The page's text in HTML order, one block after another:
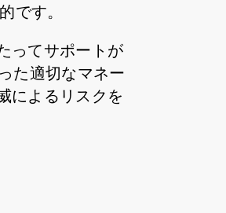
です。
ってサポートが
た適切なマネー
によるリスクを